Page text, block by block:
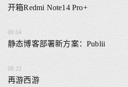
开箱Redmi Note14 Pro+
09.04
静态博客部署新方案：Publii
08.22
再游西游